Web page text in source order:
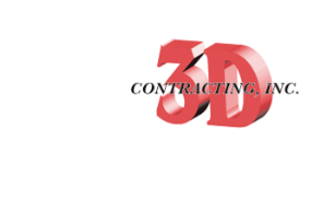
You can select animation
Top to bottom